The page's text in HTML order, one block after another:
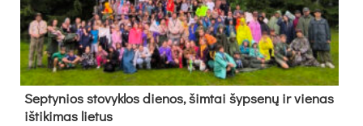
Sep­ty­nios sto­vyk­los die­nos, šim­tai šyp­se­nų ir vie­nas
iš­ti­ki­mas lie­tus